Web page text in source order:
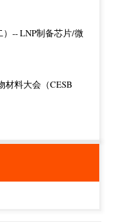
-- LNP制备芯片/微
材料大会（CESB